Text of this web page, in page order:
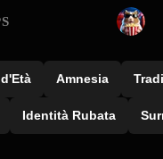
Amnesia
Identità Rubata